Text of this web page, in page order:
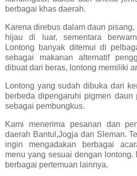
berbagai khas daerah.
Karena direbus dalam daun
hijau di luar, sementara
Lontong banyak ditemui di
sebagai makanan alternatif
dibuat dari beras, lontong memiliki
Lontong yang sudah dibuka dari
berbeda dipengaruhi pigmen daun
sebagai pembungkus.
Kami menerima pesanan dan
daerah Bantul,Jogja dan Sleman.
ingin mengadakan berbagai
menu yang sesuai dengan lontong.
berbagai pertemuan lainnya.